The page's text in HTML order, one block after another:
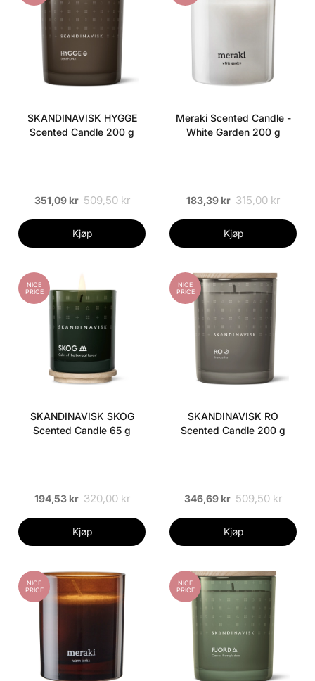
SKANDINAVISK HYGGE
Scented Candle 200 g
351,09 kr 509,50 kr
Kjøp
Meraki Scented Candle -
White Garden 200 g
183,39 kr 315,00 kr
Kjøp
NICE
PRICE
SKANDINAVISK SKOG
Scented Candle 65 g
194,53 kr 320,00 kr
Kjøp
NICE
PRICE
SKANDINAVISK RO
Scented Candle 200 g
346,69 kr 509,50 kr
Kjøp
NICE
PRICE
NICE
PRICE